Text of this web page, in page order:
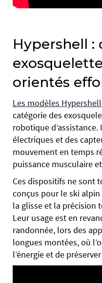
Hypershell :
orientés
Les modèles Hypershell
catégorie des
robotique
électriques et des
mouvement en temps
puissance musculaire
Ces dispositifs ne sont
conçus pour le ski
la glisse et la précision
Leur usage est en
randonnée, lors des
longues montées, où
l’énergie et de